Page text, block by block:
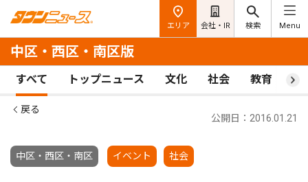
エリア 会社・IR 検索 Menu
中区・西区・南区版
すべて トップニュース 文化 社会 教育 ス
戻る
中区・西区・南区 イベント 社会
公開日：2016.01.21